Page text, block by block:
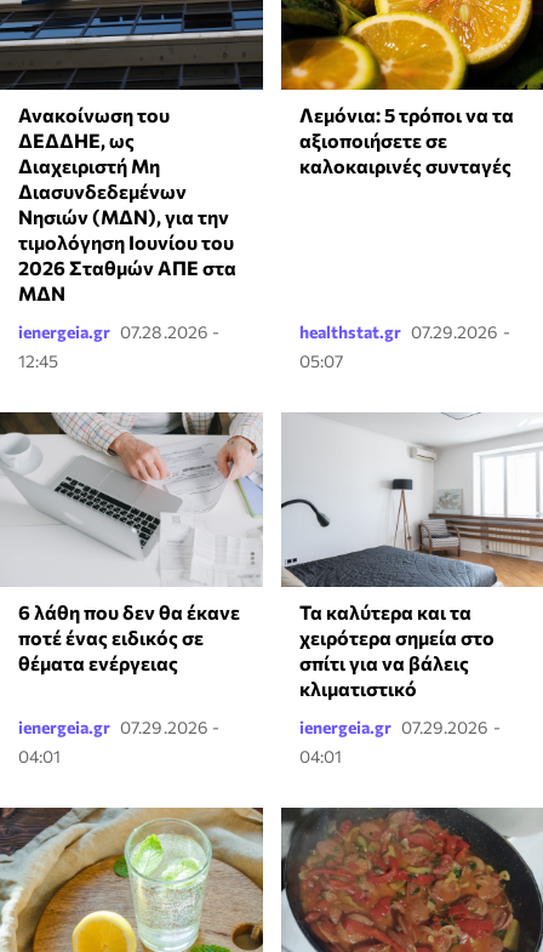
Ανακοίνωση του
ΔΕΔΔΗΕ, ως
Διαχειριστή Μη
Διασυνδεδεμένων
Νησιών (ΜΔΝ), για την
τιμολόγηση Ιουνίου του
2026 Σταθμών ΑΠΕ στα
ΜΔΝ
ienergeia.gr 07.28.2026 -
12:45
Λεμόνια: 5 τρόποι να τα
αξιοποιήσετε σε
καλοκαιρινές συνταγές
healthstat.gr 07.29.2026 -
05:07
6 λάθη που δεν θα έκανε
ποτέ ένας ειδικός σε
θέματα ενέργειας
ienergeia.gr 07.29.2026 -
04:01
Τα καλύτερα και τα
χειρότερα σημεία στο
σπίτι για να βάλεις
κλιματιστικό
ienergeia.gr 07.29.2026 -
04:01